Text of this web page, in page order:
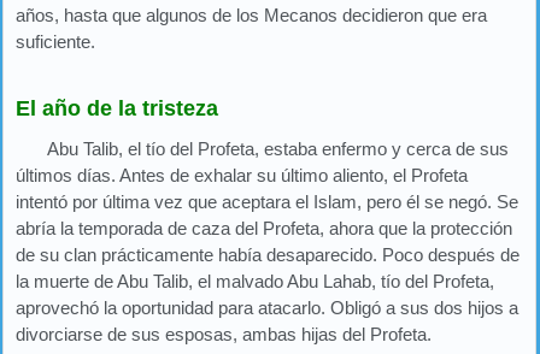
años, hasta que algunos de los Mecanos decidieron que era
suficiente.
El año de la tristeza
Abu Talib, el tío del Profeta, estaba enfermo y cerca de sus
últimos días. Antes de exhalar su último aliento, el Profeta
intentó por última vez que aceptara el Islam, pero él se negó. Se
abría la temporada de caza del Profeta, ahora que la protección
de su clan prácticamente había desaparecido. Poco después de
la muerte de Abu Talib, el malvado Abu Lahab, tío del Profeta,
aprovechó la oportunidad para atacarlo. Obligó a sus dos hijos a
divorciarse de sus esposas, ambas hijas del Profeta.